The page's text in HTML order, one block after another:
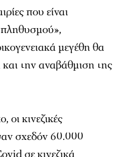
που είναι
μεγέθη θα
την αναβάθμιση της
οι κινεζικές
σχεδόν 60.000